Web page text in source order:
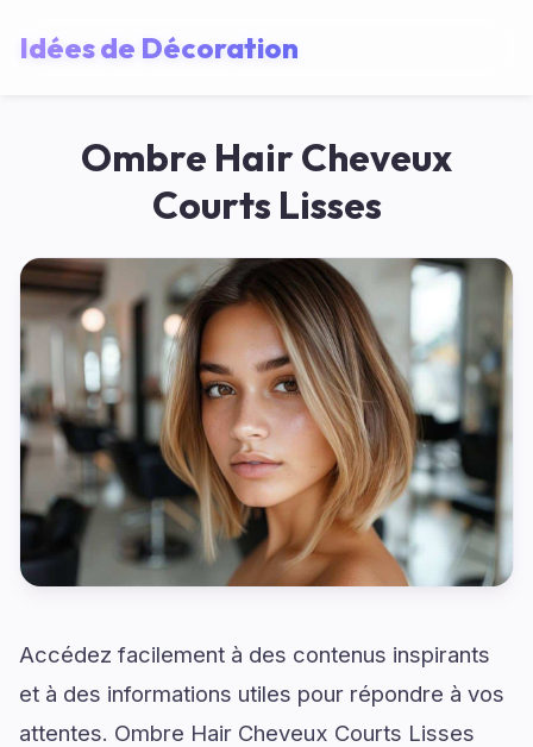
Idées de Décoration
Ombre Hair Cheveux
Courts Lisses
Accédez facilement à des contenus inspirants
et à des informations utiles pour répondre à vos
attentes. Ombre Hair Cheveux Courts Lisses